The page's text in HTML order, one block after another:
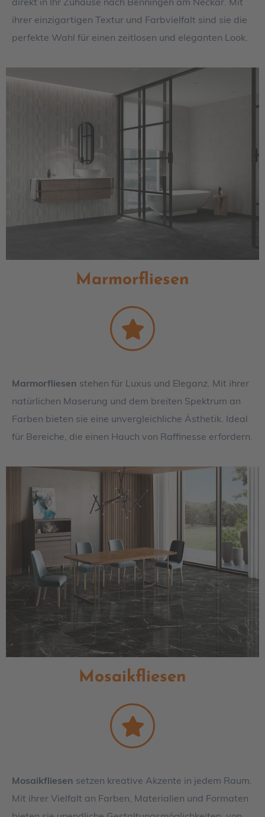
ihrer einzigartigen Textur und Farbvielfalt sind sie die
perfekte Wahl für einen zeitlosen und eleganten Look.
Marmorfliesen
Marmorfliesen stehen für Luxus und Eleganz. Mit ihrer
natürlichen Maserung und dem breiten Spektrum an
Farben bieten sie eine unvergleichliche Ästhetik. Ideal
für Bereiche, die einen Hauch von Raffinesse erfordern.
Mosaikfliesen
Mosaikfliesen setzen kreative Akzente in jedem Raum.
Mit ihrer Vielfalt an Farben, Materialien und Formaten